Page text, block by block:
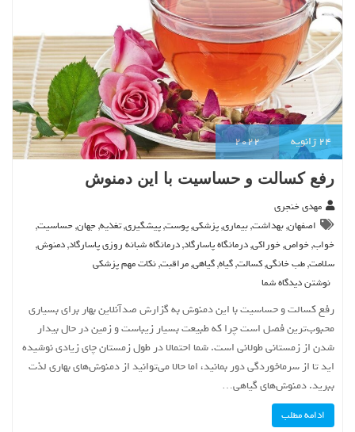
24 ژانویه 2022
رفع کسالت و حساسیت با این دمنوش
مهدی خنجری
اصفهان,بهداشت,بیماری,پزشکی,پوست,پیشگیری,تغذیه,جهان,حساسیت,
خواب,خواص,خوراکی,درمانگاه پاسارگاد,درمانگاه شبانه روزی پاسارگاد,دمنوش,
سلامت,طب خانگی,کسالت,گیاه,گیاهی,مراقبت,نکات مهم پزشکی
نوشتن دیدگاه شما
رفع کسالت و حساسیت با این دمنوش به گزارش صدآنلاین بهار برای بسیاری
محبوب‌ترین فصل است چرا که طبیعت بسیار زیباست و زمین در حال بیدار
شدن از زمستانی طولانی است. شما احتمالا در طول زمستان چای زیادی نوشیده
اید تا از سرماخوردگی دور بمانید، اما حالا می‌توانید از دمنوش‌های بهاری لذت
ببرید. دمنوش‌های گیاهی…
ادامه مطلب